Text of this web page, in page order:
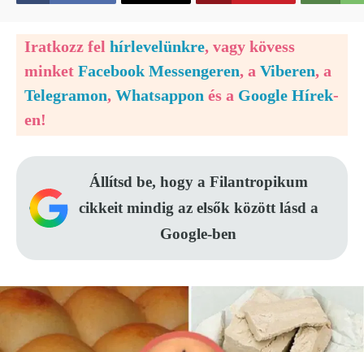
Iratkozz fel hírlevelünkre, vagy kövess
minket Facebook Messengeren, a Viberen, a
Telegramon, Whatsappon és a Google Hírek-
en!
Állítsd be, hogy a Filantropikum
cikkeit mindig az elsők között lásd a
Google-ben